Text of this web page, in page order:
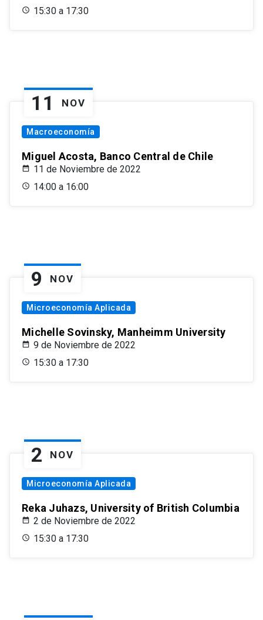
15:30 a 17:30
11 NOV
Macroeconomía
Miguel Acosta, Banco Central de Chile
11 de Noviembre de 2022
14:00 a 16:00
9 NOV
Microeconomía Aplicada
Michelle Sovinsky, Manheimm University
9 de Noviembre de 2022
15:30 a 17:30
2 NOV
Microeconomía Aplicada
Reka Juhazs, University of British Columbia
2 de Noviembre de 2022
15:30 a 17:30